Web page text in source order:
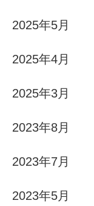
2025年5月
2025年4月
2025年3月
2023年8月
2023年7月
2023年5月